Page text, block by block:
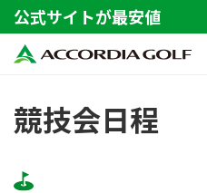
公式サイトが最安値
競技会日程